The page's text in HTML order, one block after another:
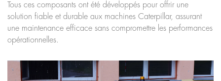
Tous ces composants ont été développés pour offrir une
solution fiable et durable aux machines Caterpillar, assurant
une maintenance efficace sans compromettre les performances
opérationnelles.